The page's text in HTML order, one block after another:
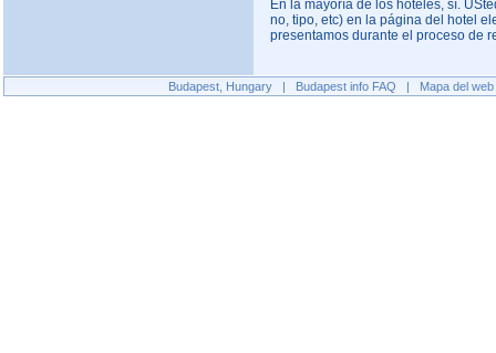
En la mayoría de los hoteles, sí.
no, tipo, etc) en la página del hotel
presentamos durante el proceso de
Budapest, Hungary| Budapest info FAQ | Mapa del